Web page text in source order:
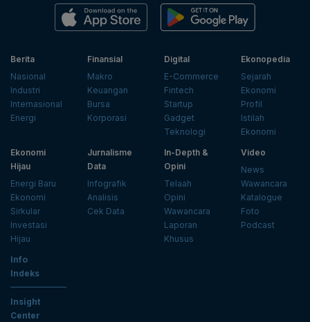
Berita
Nasional
Industri
Internasional
Energi
Finansial
Makro
Keuangan
Bursa
Korporasi
Digital
E-Commerce
Fintech
Startup
Gadget
Teknologi
Ekonopedia
Sejarah
Ekonomi
Profil
Istilah
Ekonomi
Ekonomi
Hijau
Energi Baru
Ekonomi
Sirkular
Investasi
Hijau
Jurnalisme
Data
Infografik
Analisis
Cek Data
In-Depth &
Opini
Telaah
Opini
Wawancara
Laporan
Khusus
Video
News
Wawancara
Katalogue
Foto
Podcast
Info
Indeks
Insight
Center